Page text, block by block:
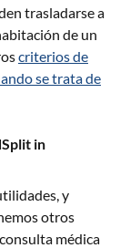
trasladarse a
de un
criterios de
se trata de
in
y
otros
médica